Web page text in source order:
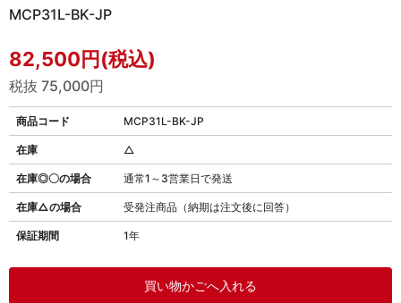
MCP31L-BK-JP
82,500円(税込)
税抜 75,000円
商品コード MCP31L-BK-JP
在庫◎〇の場合 通常1～3営業日で発送
在庫△の場合 受発注商品（納期は注文後に回答）
保証期間 1年
在庫 △